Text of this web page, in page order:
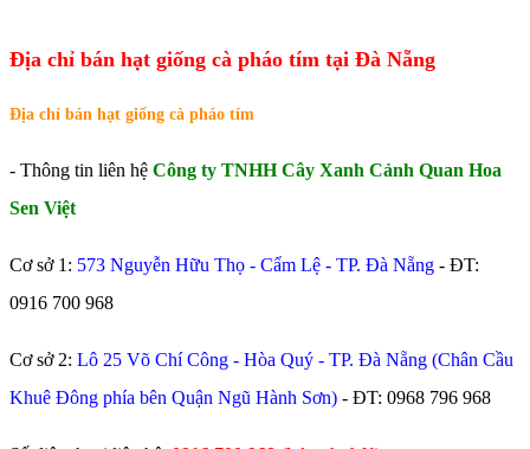
Địa chỉ bán hạt giống cà pháo tím tại Đà Nẵng
Địa chỉ bán hạt giống cà pháo tím
- Thông tin liên hệ Công ty TNHH Cây Xanh Cảnh Quan Hoa
Sen Việt
Cơ sở 1: 573 Nguyễn Hữu Thọ - Cẩm Lệ - TP. Đà Nẵng - ĐT:
0916 700 968
Cơ sở 2: Lô 25 Võ Chí Công - Hòa Quý - TP. Đà Nẵng (Chân Cầu
Khuê Đông phía bên Quận Ngũ Hành Sơn) - ĐT: 0968 796 968